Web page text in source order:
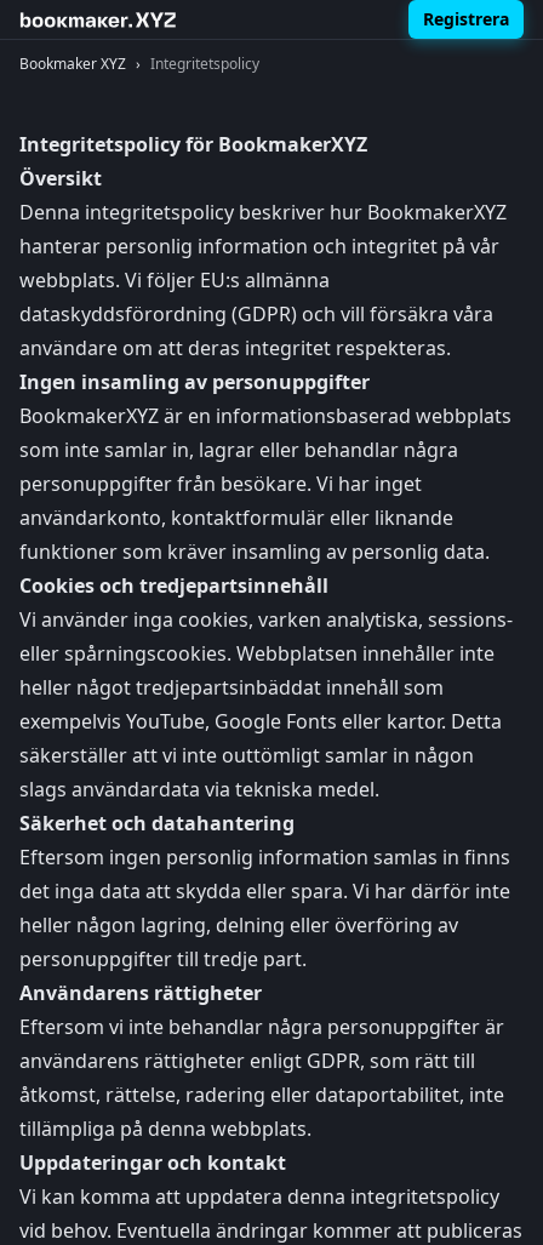
Registrera
Bookmaker XYZ › Integritetspolicy
Integritetspolicy för BookmakerXYZ
Översikt
Denna integritetspolicy beskriver hur BookmakerXYZ
hanterar personlig information och integritet på vår
webbplats. Vi följer EU:s allmänna
dataskyddsförordning (GDPR) och vill försäkra våra
användare om att deras integritet respekteras.
Ingen insamling av personuppgifter
BookmakerXYZ är en informationsbaserad webbplats
som inte samlar in, lagrar eller behandlar några
personuppgifter från besökare. Vi har inget
användarkonto, kontaktformulär eller liknande
funktioner som kräver insamling av personlig data.
Cookies och tredjepartsinnehåll
Vi använder inga cookies, varken analytiska, sessions-
eller spårningscookies. Webbplatsen innehåller inte
heller något tredjepartsinbäddat innehåll som
exempelvis YouTube, Google Fonts eller kartor. Detta
säkerställer att vi inte outtömligt samlar in någon
slags användardata via tekniska medel.
Säkerhet och datahantering
Eftersom ingen personlig information samlas in finns
det inga data att skydda eller spara. Vi har därför inte
heller någon lagring, delning eller överföring av
personuppgifter till tredje part.
Användarens rättigheter
Eftersom vi inte behandlar några personuppgifter är
användarens rättigheter enligt GDPR, som rätt till
åtkomst, rättelse, radering eller dataportabilitet, inte
tillämpliga på denna webbplats.
Uppdateringar och kontakt
Vi kan komma att uppdatera denna integritetspolicy
vid behov. Eventuella ändringar kommer att publiceras